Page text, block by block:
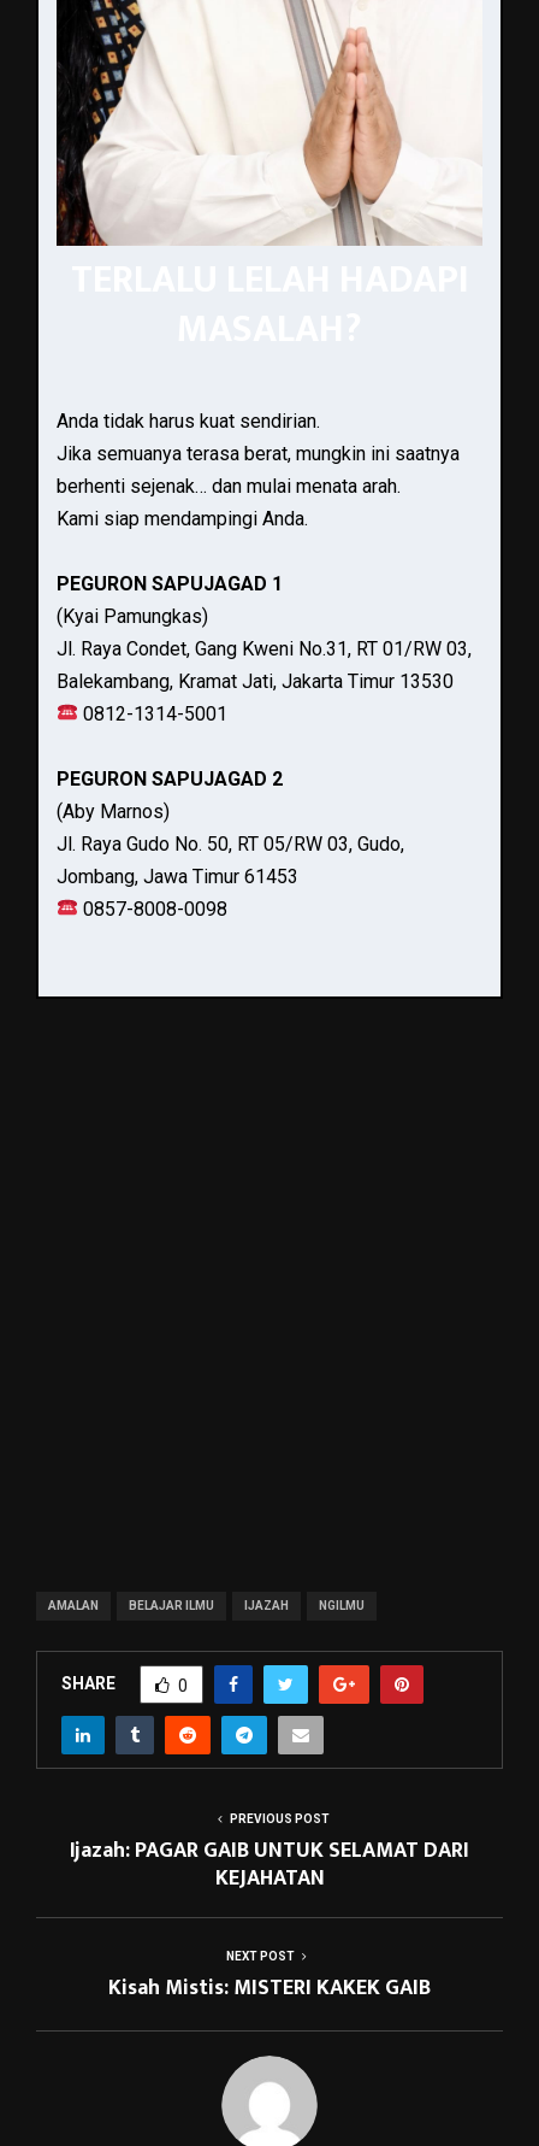
Anda tidak harus kuat sendirian.
Jika semuanya terasa berat, mungkin ini saatnya
berhenti sejenak… dan mulai menata arah.
Kami siap mendampingi Anda.
PEGURON SAPUJAGAD 1
(Kyai Pamungkas)
Jl. Raya Condet, Gang Kweni No.31, RT 01/RW 03,
Balekambang, Kramat Jati, Jakarta Timur 13530
0812-1314-5001
PEGURON SAPUJAGAD 2
(Aby Marnos)
Jl. Raya Gudo No. 50, RT 05/RW 03, Gudo,
Jombang, Jawa Timur 61453
0857-8008-0098
AMALAN BELAJAR ILMU IJAZAH NGILMU
SHARE 0
PREVIOUS POST
Ijazah: PAGAR GAIB UNTUK SELAMAT DARI
KEJAHATAN
NEXT POST
Kisah Mistis: MISTERI KAKEK GAIB